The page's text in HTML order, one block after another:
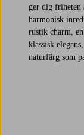
ger dig friheten
harmonisk
rustik charm,
klassisk
naturfärg som